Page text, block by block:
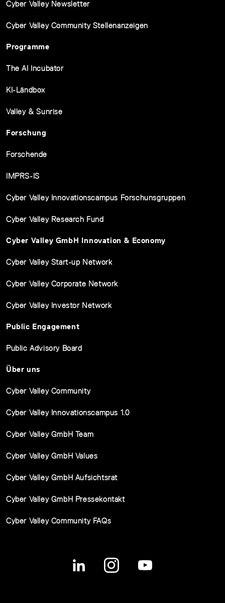
Cyber Valley Newsletter
Cyber Valley Community Stellenanzeigen
Programme
The AI Incubator
KI-Ländbox
Valley & Sunrise
Forschung
Forschende
IMPRS-IS
Cyber Valley Innovationscampus Forschunsgruppen
Cyber Valley Research Fund
Cyber Valley GmbH Innovation & Economy
Cyber Valley Start-up Network
Cyber Valley Corporate Network
Cyber Valley Investor Network
Public Engagement
Public Advisory Board
Über uns
Cyber Valley Community
Cyber Valley Innovationscampus 1.0
Cyber Valley GmbH Team
Cyber Valley GmbH Values
Cyber Valley GmbH Aufsichtsrat
Cyber Valley GmbH Pressekontakt
Cyber Valley Community FAQs